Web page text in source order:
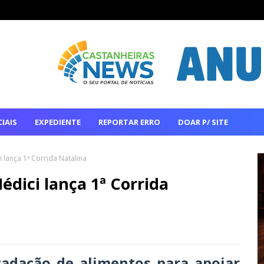
EXPEDIENTE REPORTAR ERRO DOAR P/ SITE
1ª Corrida Natalina
lança 1ª Corrida